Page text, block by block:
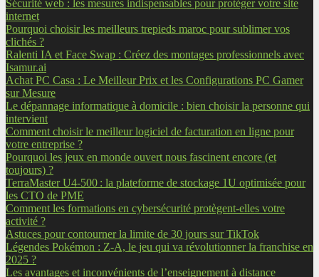
Sécurité web : les mesures indispensables pour protéger votre site
internet
Pourquoi choisir les meilleurs trepieds maroc pour sublimer vos
clichés ?
Ralenti IA et Face Swap : Créez des montages professionnels avec
Isamur.ai
Achat PC Casa : Le Meilleur Prix et les Configurations PC Gamer
sur Mesure
Le dépannage informatique à domicile : bien choisir la personne qui
intervient
Comment choisir le meilleur logiciel de facturation en ligne pour
votre entreprise ?
Pourquoi les jeux en monde ouvert nous fascinent encore (et
toujours) ?
TerraMaster U4-500 : la plateforme de stockage 1U optimisée pour
les CTO de PME
Comment les formations en cybersécurité protègent-elles votre
activité ?
Astuces pour contourner la limite de 30 jours sur TikTok
Légendes Pokémon : Z-A, le jeu qui va révolutionner la franchise en
2025 ?
Les avantages et inconvénients de l’enseignement à distance